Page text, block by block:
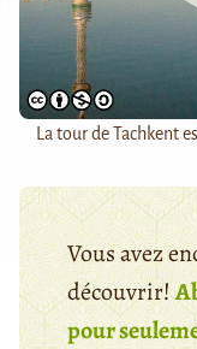
La tour de Tachkent
Vous avez
découvrir!
pour